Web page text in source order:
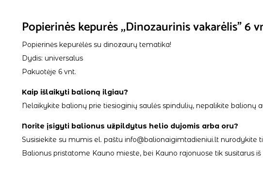
Popierinės kepurės ,,Dinozaurinis vakarėlis” 6
Popierinės kepurėlės su dinozaurų tematika!
Dydis: universalus
Pakuotėje 6 vnt.
Kaip išlaikyti balioną ilgiau?
Nelaikykite balionų prie tiesioginių saulės spindulių, nepalikite
Norite įsigyti balionus užpildytus helio dujomis arba oru?
Susisiekite su mumis el. paštu info@balionaigimtadieniui.lt nurodykite
Balionus pristatome Kauno mieste, bei Kauno rajonuose tik susitarus iš